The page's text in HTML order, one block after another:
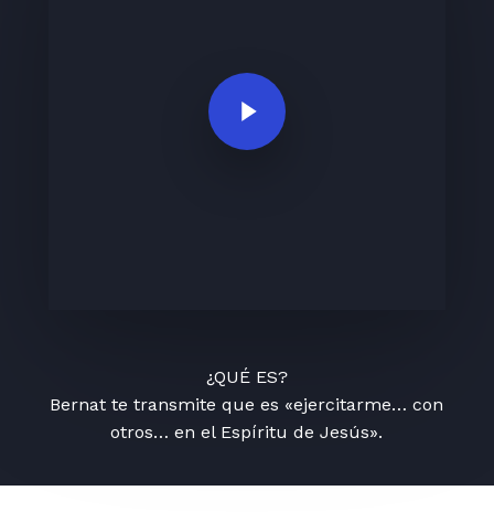
Play Video
¿QUÉ ES?
Bernat te transmite que es «ejercitarme… con
otros… en el Espíritu de Jesús».